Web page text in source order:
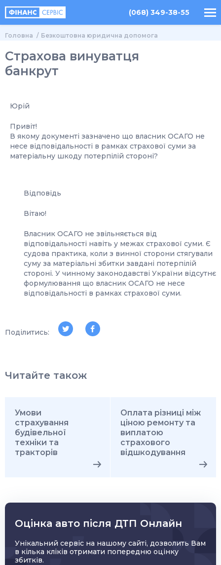
(068) 349-38-55
Головна Безкоштовна юридична допомога
Страхова винуватця
банкрут
Юрій
Привіт!
В якому документі зазначено що власник ОСАГО не
несе відповідальності в рамках страхової суми за
матеріальну шкоду потерпілій стороні?
Відповідь
Вітаю!
Власник ОСАГО не звільняється від
відповідальності навіть у межах страхової суми. Є
судова практика, коли з винної сторони стягували
суму за матеріальні збитки завдані потерпілій
стороні. У чинному законодавстві України відсутнє
формулювання що власник ОСАГО не несе
відповідальності в рамках страхової суми.
Поділитись:
Читайте також
Умови
страхування
будівельної
техніки та
тракторів
Оплата різниці між
ціною ремонту та
виплатою
страхового
відшкодування
Оцінка авто після ДТП Онлайн
Унікальний сервіс на нашому сайті, дозволить Вам
в кілька кліків отримати попередню оцінку
збитків.